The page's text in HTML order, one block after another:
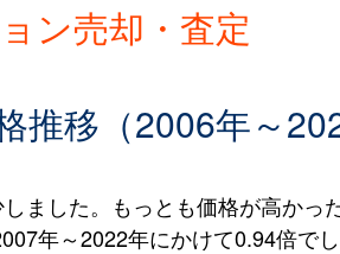
ン売却・査定
移（2006年～
ました。もっとも価格が高かっ
年～2022年にかけて0.94倍でし